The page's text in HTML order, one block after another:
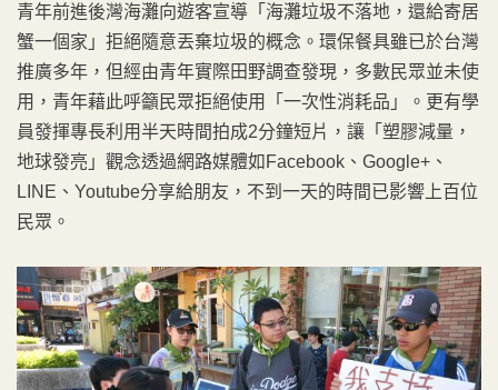
青年前進後灣海灘向遊客宣導「海灘垃圾不落地，還給寄居
蟹一個家」拒絕隨意丟棄垃圾的概念。環保餐具雖已於台灣
推廣多年，但經由青年實際田野調查發現，多數民眾並未使
用，青年藉此呼籲民眾拒絕使用「一次性消耗品」。更有學
員發揮專長利用半天時間拍成2分鐘短片，讓「塑膠減量，
地球發亮」觀念透過網路媒體如Facebook、Google+、
LINE、Youtube分享給朋友，不到一天的時間已影響上百位
民眾。